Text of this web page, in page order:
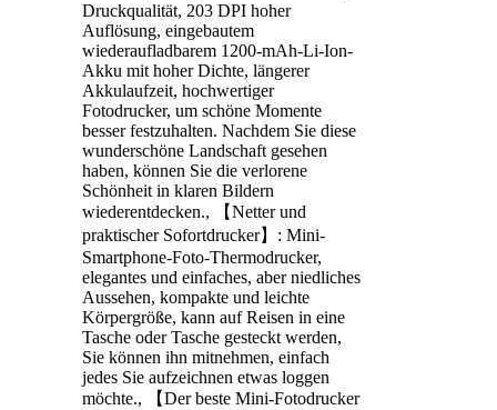
Druckqualität, 203 DPI hoher
Auflösung, eingebautem
wiederaufladbarem 1200-mAh-Li-Ion-
Akku mit hoher Dichte, längerer
Akkulaufzeit, hochwertiger
Fotodrucker, um schöne Momente
besser festzuhalten. Nachdem Sie diese
wunderschöne Landschaft gesehen
haben, können Sie die verlorene
Schönheit in klaren Bildern
wiederentdecken., 【Netter und
praktischer Sofortdrucker】: Mini-
Smartphone-Foto-Thermodrucker,
elegantes und einfaches, aber niedliches
Aussehen, kompakte und leichte
Körpergröße, kann auf Reisen in eine
Tasche oder Tasche gesteckt werden,
Sie können ihn mitnehmen, einfach
jedes Sie aufzeichnen etwas loggen
möchte., 【Der beste Mini-Fotodrucker